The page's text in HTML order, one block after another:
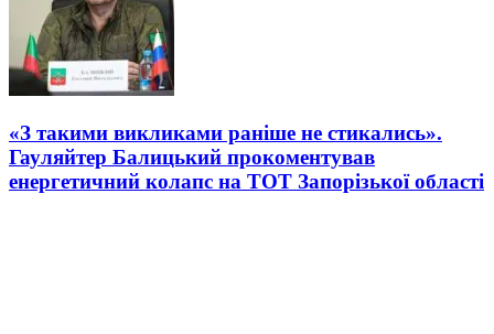
«З такими викликами раніше не стикались».
Гауляйтер Балицький прокоментував
енергетичний колапс на ТОТ Запорізької області